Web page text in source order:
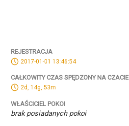
REJESTRACJA
2017-01-01 13:46:54
CAŁKOWITY CZAS SPĘDZONY NA CZACIE
2d, 14g, 53m
WŁAŚCICIEL POKOI
brak posiadanych pokoi